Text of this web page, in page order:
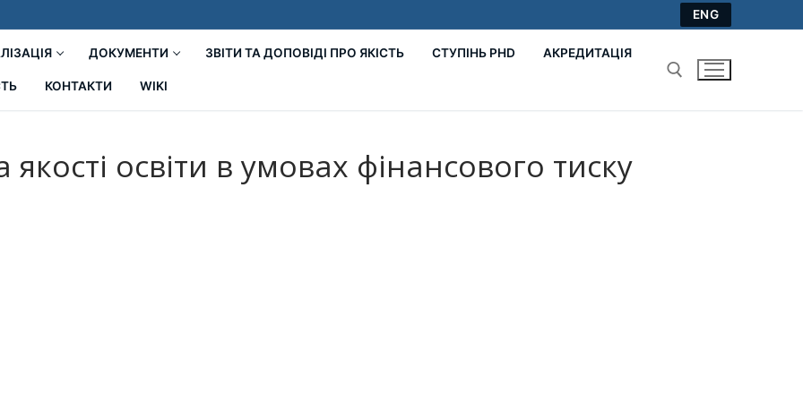
ENG
ДОКУМЕНТИ ЗВІТИ ТА ДОПОВІДІ ПРО ЯКІСТЬ СТУПІНЬ PHD АКРЕДИТАЦІЯ
КОНТАКТИ WIKI
освіти в умовах фінансового тиску